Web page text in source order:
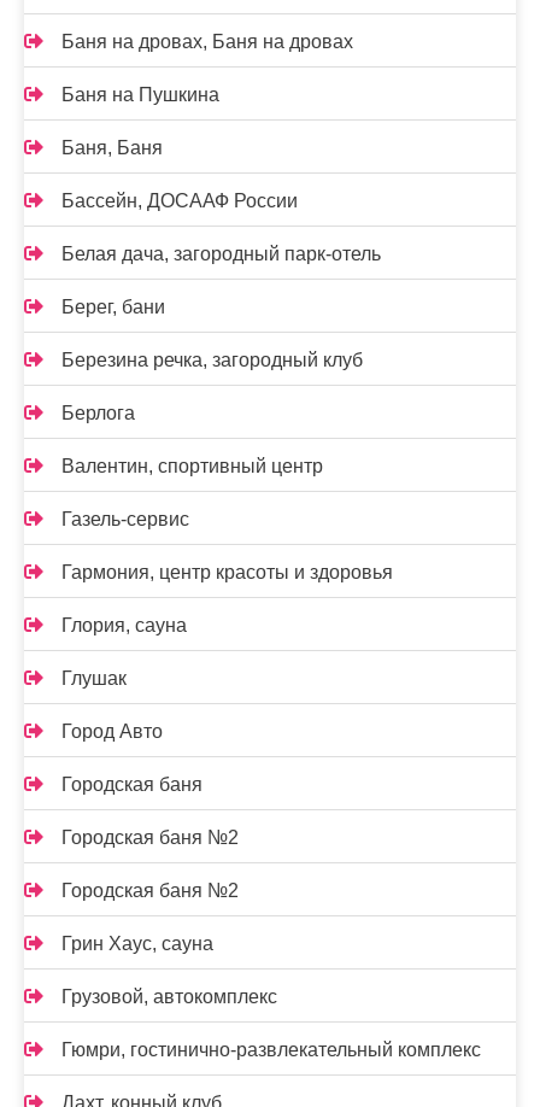
Баня на дровах, Баня на дровах
Баня на Пушкина
Баня, Баня
Бассейн, ДОСААФ России
Белая дача, загородный парк-отель
Берег, бани
Березина речка, загородный клуб
Берлога
Валентин, спортивный центр
Газель-сервис
Гармония, центр красоты и здоровья
Глория, сауна
Глушак
Город Авто
Городская баня
Городская баня №2
Городская баня №2
Грин Хаус, сауна
Грузовой, автокомплекс
Гюмри, гостинично-развлекательный комплекс
Дахт, конный клуб